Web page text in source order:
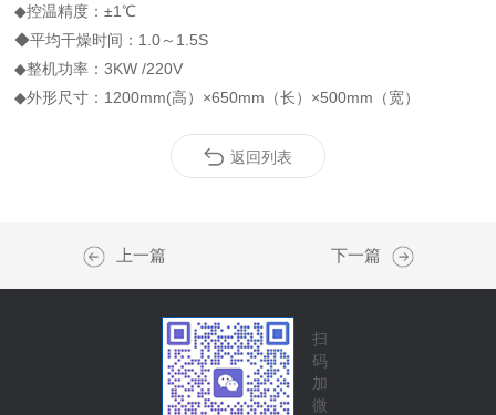
◆控温精度：±1℃
◆平均干燥时间：1.0～1.5S
◆整机功率：3KW /220V
◆外形尺寸：1200mm(高）×650mm（长）×500mm（宽）
返回列表
上一篇 下一篇
扫
码
加
微